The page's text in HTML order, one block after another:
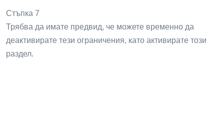
Стъпка 7
Трябва да имате предвид, че можете временно да
деактивирате тези ограничения, като активирате този
раздел.